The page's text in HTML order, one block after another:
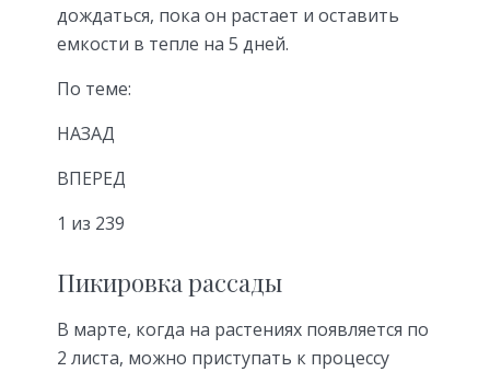
дождаться, пока он растает и оставить
емкости в тепле на 5 дней.
По теме:
НАЗАД
ВПЕРЕД
1 из 239
Пикировка рассады
В марте, когда на растениях появляется по
2 листа, можно приступать к процессу